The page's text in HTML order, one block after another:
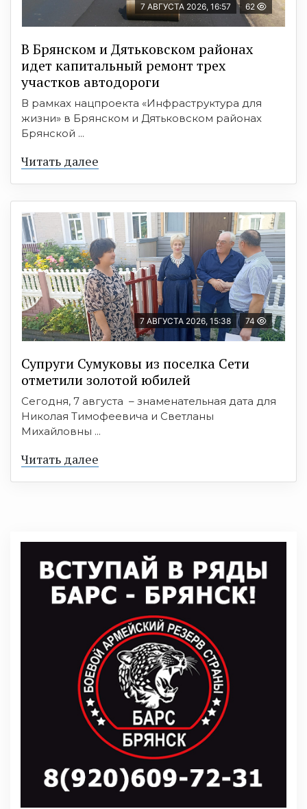
7 АВГУСТА 2026, 16:57 62
В Брянском и Дятьковском районах
идет капитальный ремонт трех
участков автодороги
В рамках нацпроекта «Инфраструктура для
жизни» в Брянском и Дятьковском районах
Брянской ...
Читать далее
7 АВГУСТА 2026, 15:38 74
Супруги Сумуковы из поселка Сети
отметили золотой юбилей
Сегодня, 7 августа – знаменательная дата для
Николая Тимофеевича и Светланы
Михайловны ...
Читать далее